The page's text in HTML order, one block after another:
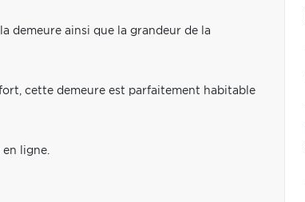
demeure ainsi que la grandeur de la
cette demeure est parfaitement habitable
en ligne.